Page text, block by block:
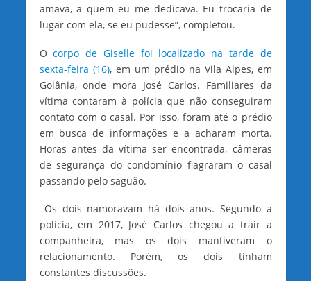
amava, a quem eu me dedicava. Eu trocaria de
lugar com ela, se eu pudesse”, completou.
Ocorpo de Giselle foi localizado na tarde de
sexta-feira (16), em um prédio na Vila Alpes, em
Goiânia, onde mora José Carlos. Familiares da
vítima contaram à polícia que não conseguiram
contato com o casal. Por isso, foram até o prédio
em busca de informações e a acharam morta.
Horas antes da vítima ser encontrada, câmeras
de segurança do condomínio flagraram o casal
passando pelo saguão.
Os dois namoravam há dois anos. Segundo a
polícia, em 2017, José Carlos chegou a trair a
companheira, mas os dois mantiveram o
relacionamento. Porém, os dois tinham
constantes discussões.